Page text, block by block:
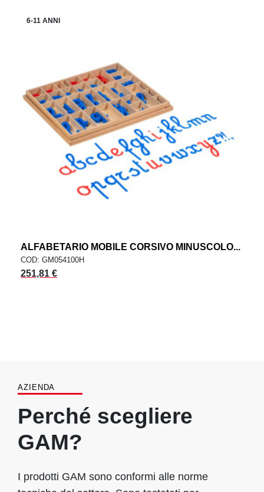
6-11 ANNI
ALFABETARIO MOBILE CORSIVO MINUSCOLO...
COD: GM054100H
251,81 €
AZIENDA
Perché scegliere
GAM?
I prodotti GAM sono conformi alle norme